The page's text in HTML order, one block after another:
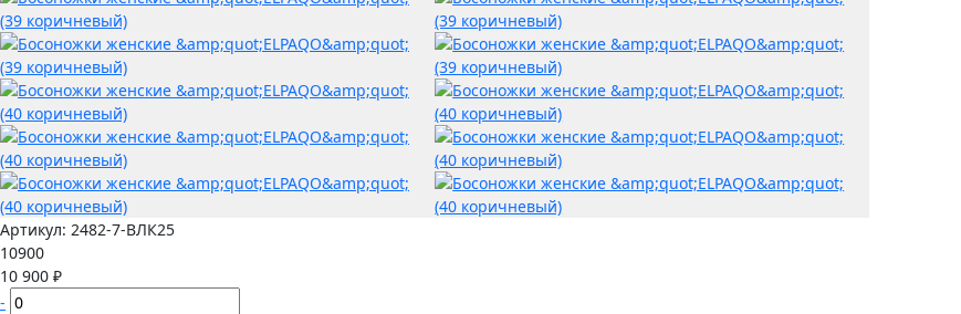
Артикул: 2482-7-ВЛК25
10900
10 900 ₽
-